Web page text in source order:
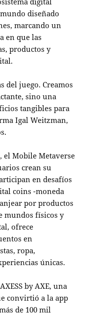
diseñado
, marcando un
en que las
productos y
del juego. Creamos
sino una
tangibles para
Igal Weitzman,
el Mobile Metaverse
crean su
en desafíos
coins -moneda
por productos
mundos físicos y
, ofrece
en
ropa,
únicas.
by AXE, una
convirtió a la app
de 100 mil